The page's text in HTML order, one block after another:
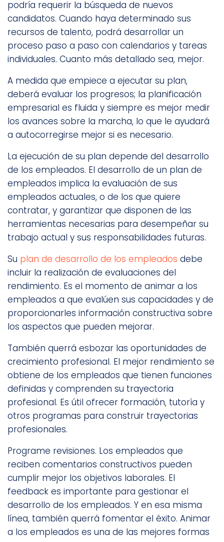
podría requerir la búsqueda de nuevos
candidatos. Cuando haya determinado sus
recursos de talento, podrá desarrollar un
proceso paso a paso con calendarios y tareas
individuales. Cuanto más detallado sea, mejor.
A medida que empiece a ejecutar su plan,
deberá evaluar los progresos; la planificación
empresarial es fluida y siempre es mejor medir
los avances sobre la marcha, lo que le ayudará
a autocorregirse mejor si es necesario.
La ejecución de su plan depende del desarrollo
de los empleados. El desarrollo de un plan de
empleados implica la evaluación de sus
empleados actuales, o de los que quiere
contratar, y garantizar que disponen de las
herramientas necesarias para desempeñar su
trabajo actual y sus responsabilidades futuras.
Su plan de desarrollo de los empleados debe
incluir la realización de evaluaciones del
rendimiento. Es el momento de animar a los
empleados a que evalúen sus capacidades y de
proporcionarles información constructiva sobre
los aspectos que pueden mejorar.
También querrá esbozar las oportunidades de
crecimiento profesional. El mejor rendimiento se
obtiene de los empleados que tienen funciones
definidas y comprenden su trayectoria
profesional. Es útil ofrecer formación, tutoría y
otros programas para construir trayectorias
profesionales.
Programe revisiones. Los empleados que
reciben comentarios constructivos pueden
cumplir mejor los objetivos laborales. El
feedback es importante para gestionar el
desarrollo de los empleados. Y en esa misma
línea, también querrá fomentar el éxito. Animar
a los empleados es una de las mejores formas